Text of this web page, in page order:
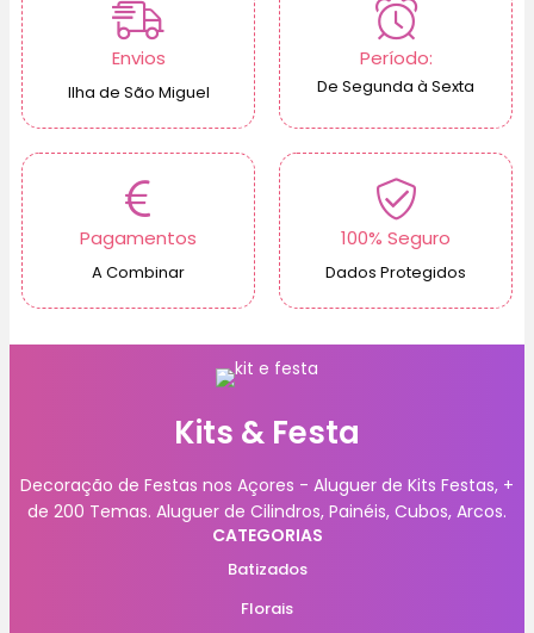
Envios
Ilha de São Miguel
Período:
De Segunda à Sexta
Pagamentos
A Combinar
100% Seguro
Dados Protegidos
Kits & Festa
Decoração de Festas nos Açores - Aluguer de Kits Festas, +
de 200 Temas. Aluguer de Cilindros, Painéis, Cubos, Arcos.
CATEGORIAS
Batizados
Florais